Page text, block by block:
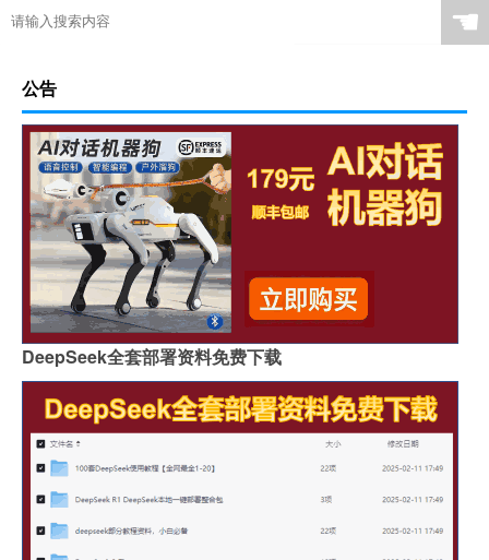
☚
公告
DeepSeek全套部署资料免费下载